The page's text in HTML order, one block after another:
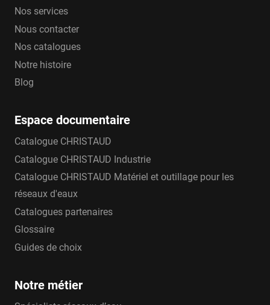
Nos services
Nous contacter
Nos catalogues
Notre histoire
Blog
Espace documentaire
Catalogue CHRISTAUD
Catalogue CHRISTAUD Industrie
Catalogue CHRISTAUD Matériel et outillage pour les
réseaux d'eaux
Catalogues partenaires
Glossaire
Guides de choix
Notre métier